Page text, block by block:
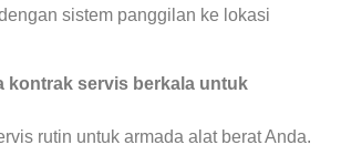
sistem panggilan ke lokasi
kontrak servis berkala untuk
rutin untuk armada alat berat Anda.